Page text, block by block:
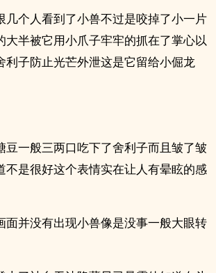
几个人看到了小兽不过是咬掉了小一片
大半被它用小爪子牢牢的抓在了掌心以
利子防止光芒外泄这是它留给小倔龙
豆一般三两口吃下了舍利子而且皱了皱
不是很好这个表情实在让人有晕眩的感
面并没有出现小兽像是没事一般大眼转